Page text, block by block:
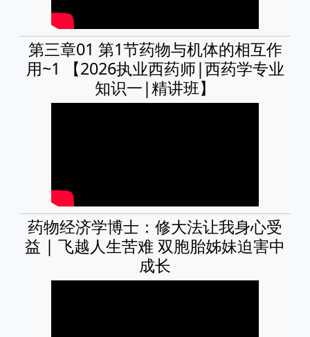
第三章01 第1节药物与机体的相互作
用~1 【2026执业西药师|西药学专业
知识一|精讲班】
药物经济学博士：修大法让我身心受
益 | 飞越人生苦难 双胞胎姊妹迫害中
成长